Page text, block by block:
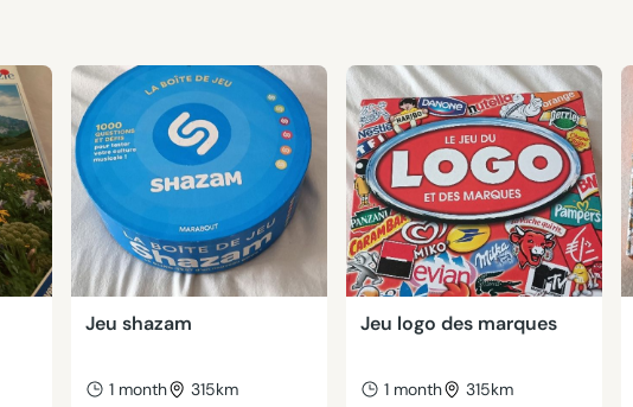
Jeu shazam
1 month 315km
Jeu logo des marques
1 month 315km